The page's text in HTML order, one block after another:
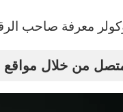
معرفة صاحب
من خلال مواقع